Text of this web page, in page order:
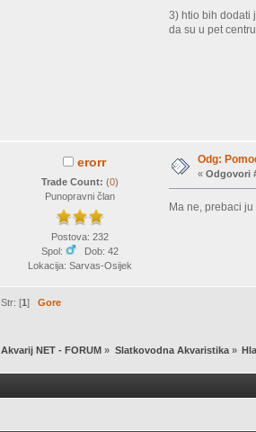
3) htio bih dodati
da su u pet
erorr
Trade Count:(0)
Punopravni član
Postova: 232
Spol:
Dob: 42
Lokacija: Sarvas-Osijek
Odg:
«Odgovori
Ma ne, prebaci
Str: [1] Gore
Akvarij NET - FORUM » Slatkovodna Akvaristika»